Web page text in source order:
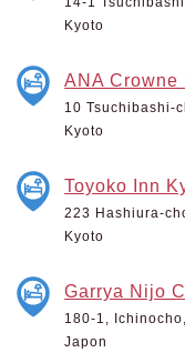
Kyoto
ANA Crowne
10 Tsuchibashi-
Kyoto
Toyoko Inn
223 Hashiura-
Kyoto
Garrya Nijo
180-1,
Japon